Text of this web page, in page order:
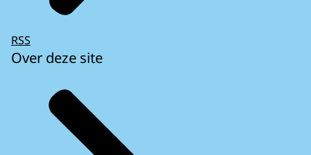
RSS
Over deze site